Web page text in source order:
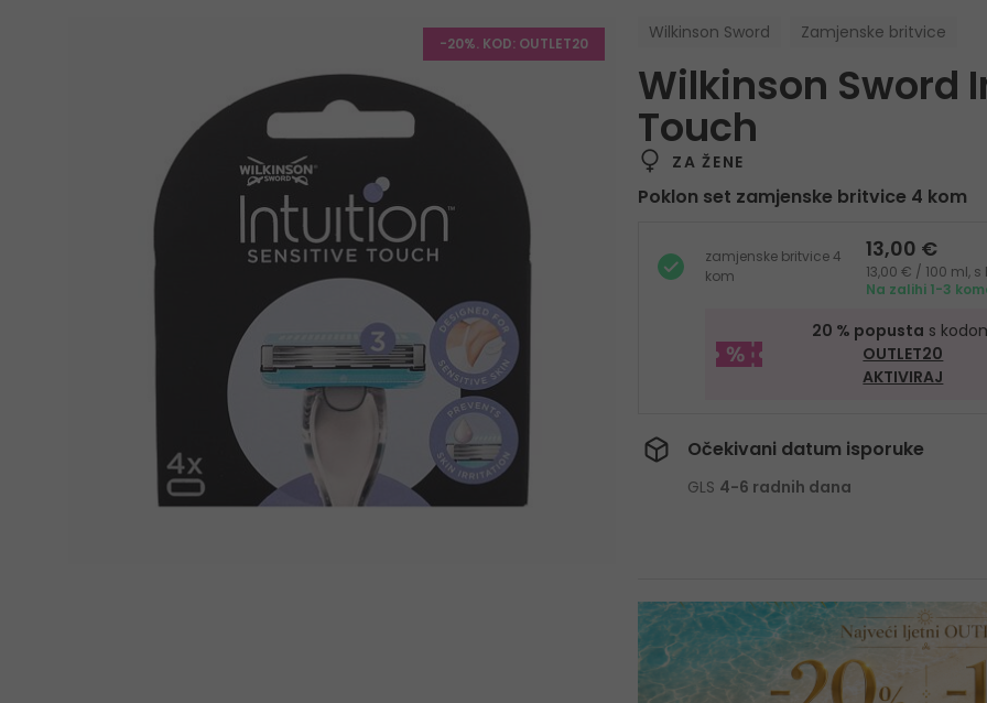
-20%. KOD: OUTLET20
Wilkinson Sword Zamjenske britvice
Wilkinson Sword
Touch
ZA ŽENE
Poklon set zamjenske britvice 4 kom
zamjenske britvice 4
kom
13,00 €
13,00 € / 100 ml, s
Na zalihi 1-3
20 % popusta s
OUTLET20
AKTIVIRAJ
Očekivani datum isporuke
GLS 4-6 radnih dana